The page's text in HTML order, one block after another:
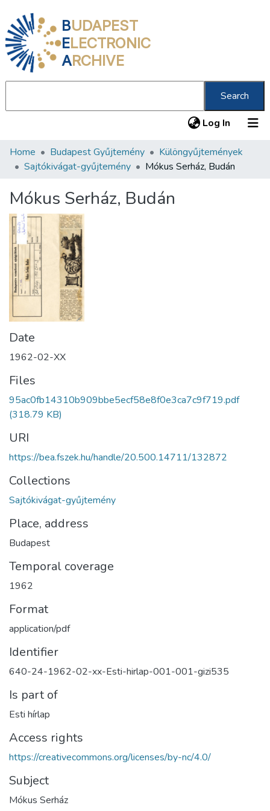
BUDAPEST
ELECTRONIC
ARCHIVE
Search
Log In (current)
Communities & Collections
Statistics
About us
Home Budapest Gyűjtemény
Különgyűjtemények
Sajtókivágat-gyűjtemény
Mókus Serház, Budán
Mókus Serház, Budán
Date
1962-02-XX
Files
95ac0fb14310b909bbe5ecf58e8f0e3ca7c9f719.pdf
(318.79 KB)
URI
https://bea.fszek.hu/handle/20.500.14711/132872
Collections
Sajtókivágat-gyűjtemény
Place, address
Budapest
Temporal coverage
1962
Format
application/pdf
Identifier
640-24-1962-02-xx-Esti-hirlap-001-001-gizi535
Is part of
Esti hírlap
Access rights
https://creativecommons.org/licenses/by-nc/4.0/
Subject
Mókus Serház